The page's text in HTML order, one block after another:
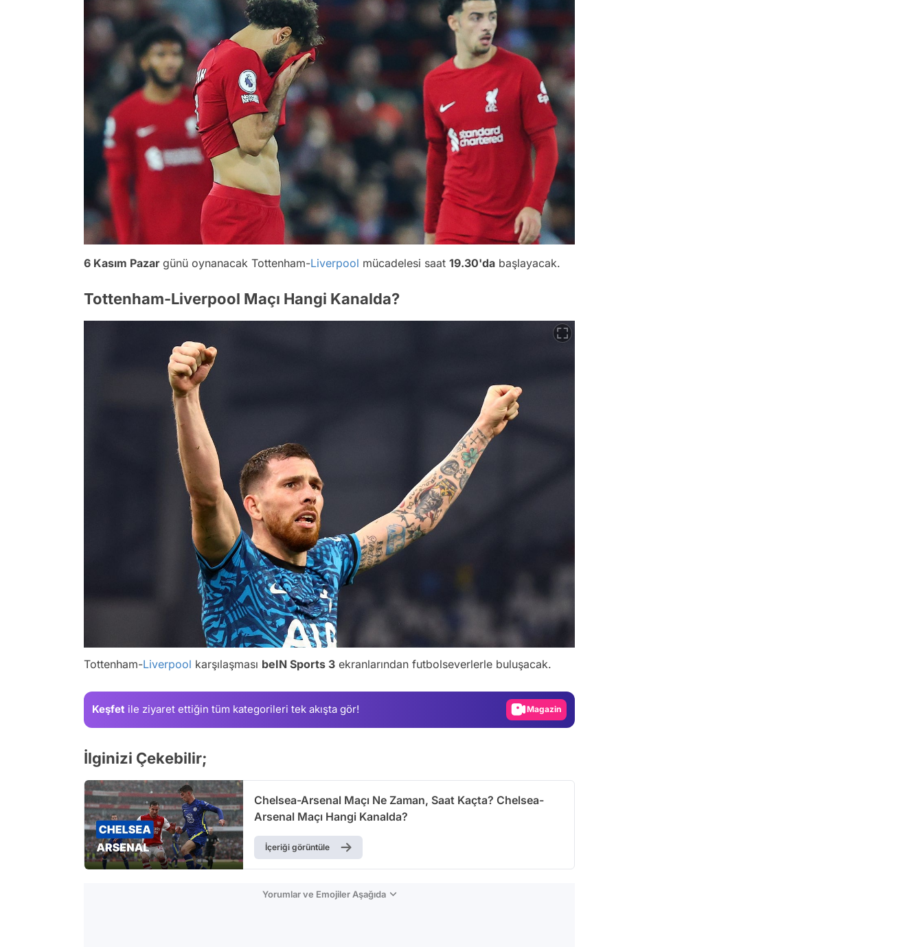
6 Kasım Pazar günü oynanacak Tottenham-Liverpool mücadelesi saat 19.30'da başlayacak.
Tottenham-Liverpool Maçı Hangi Kanalda?
Tottenham-Liverpool karşılaşması beIN Sports 3 ekranlarından futbolseverlerle buluşacak.
Keşfet ile ziyaret ettiğin tüm kategorileri tek akışta gör! Magazin
İlginizi Çekebilir;
Chelsea-Arsenal Maçı Ne Zaman, Saat Kaçta? Chelsea-
Arsenal Maçı Hangi Kanalda?
İçeriği görüntüle
Yorumlar ve Emojiler Aşağıda